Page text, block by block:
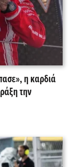
η καρδιά
την